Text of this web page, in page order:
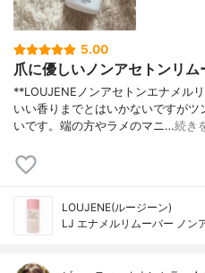
5.00
爪に優しいノンアセトンリム
**LOUJENEノンアセトンエナメル
いい香りまでとはいかないですが
いです。端の方やラメのマニ…続き
LOUJENE(ルージーン)
LJ エナメルリムーバー ノン